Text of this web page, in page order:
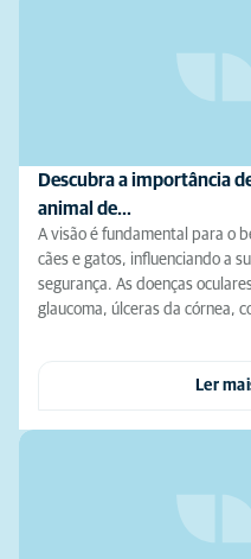
Descubra a importância
animal de…
A visão é fundamental para o
cães e gatos, influenciando a
segurança. As doenças
glaucoma, úlceras da córnea,
Ler